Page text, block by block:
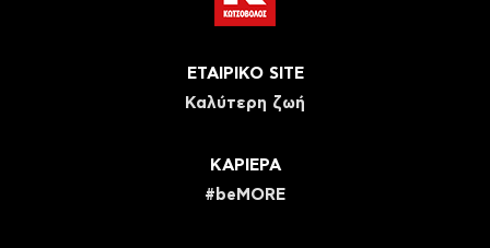
ΕΤΑΙΡΙΚΟ SITE
Καλύτερη ζωή
ΚΑΡΙΕΡΑ
#beMORE